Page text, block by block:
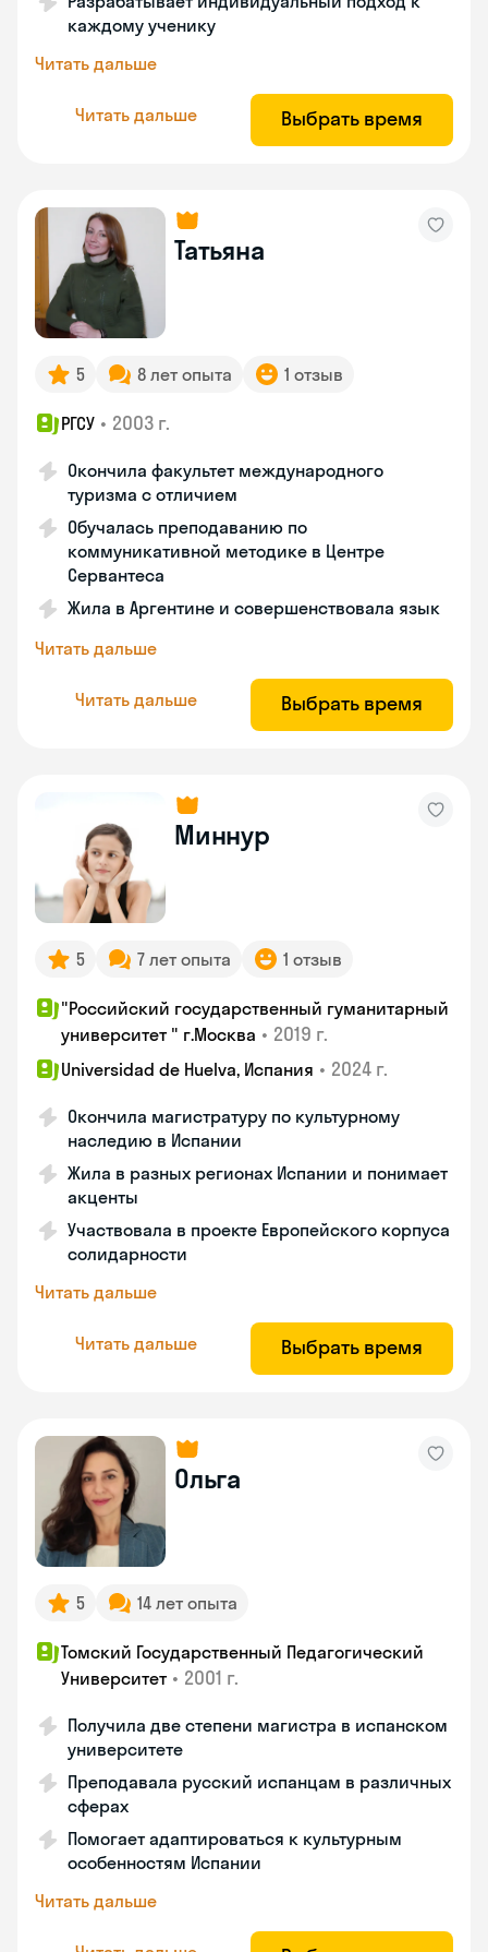
каждому ученику
Читать дальше
Читать дальше Выбрать время
Татьяна
5 8 лет опыта 1 отзыв
РГСУ • 2003 г.
Окончила факультет международного
туризма с отличием
Обучалась преподаванию по
коммуникативной методике в Центре
Сервантеса
Жила в Аргентине и совершенствовала язык
Читать дальше
Читать дальше Выбрать время
Миннур
5 7 лет опыта 1 отзыв
"Российский государственный гуманитарный
университет " г.Москва • 2019 г.
Universidad de Huelva, Испания • 2024 г.
Окончила магистратуру по культурному
наследию в Испании
Жила в разных регионах Испании и понимает
акценты
Участвовала в проекте Европейского корпуса
солидарности
Читать дальше
Читать дальше Выбрать время
Ольга
5 14 лет опыта
Томский Государственный Педагогический
Университет • 2001 г.
Получила две степени магистра в испанском
университете
Преподавала русский испанцам в различных
сферах
Помогает адаптироваться к культурным
особенностям Испании
Читать дальше